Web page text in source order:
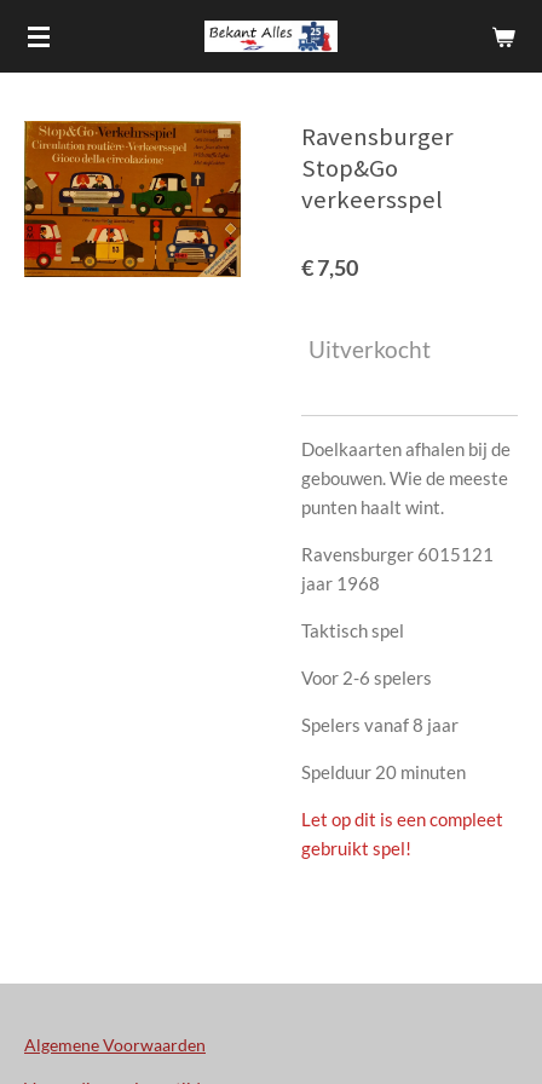
Ga
direct
hoofdinhoud
Ravensburger
Stop&Go
verkeersspel
€ 7,50
Uitverkocht
Doelkaarten afhalen bij de
gebouwen. Wie de meeste
punten haalt wint.
Ravensburger 6015121
jaar 1968
Taktisch spel
Voor 2-6 spelers
Spelers vanaf 8 jaar
Spelduur 20 minuten
Let op dit is een compleet
gebruikt spel!
Algemene Voorwaarden